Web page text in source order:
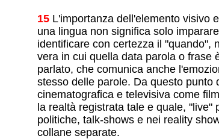
15 L'importanza dell'elemento visivo
una lingua non significa solo
identificare con certezza il "quando",
vera in cui quella data parola o frase
parlato, che comunica anche
stesso delle parole. Da questo punto
cinematografica e televisiva come
la realtà registrata tale e quale,
politiche, talk-shows e nei reality
collane separate.